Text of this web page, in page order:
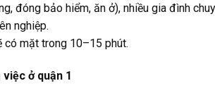
đóng bảo hiểm, ăn ở), nhiều gia đình
nghiệp.
có mặt trong 10–15 phút.
ở quận 1